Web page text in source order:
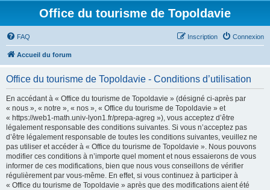
Office du tourisme de Topoldavie
FAQ Connexion
Inscription
Accueil du forum
Office du tourisme de Topoldavie - Conditions d’utilisation
En accédant à « Office du tourisme de Topoldavie » (désigné ci-après par
« nous », « notre », « nos », « Office du tourisme de Topoldavie » et
« https://web1-math.univ-lyon1.fr/prepa-agreg »), vous acceptez d’être
légalement responsable des conditions suivantes. Si vous n’acceptez pas
d’être légalement responsable de toutes les conditions suivantes, veuillez ne
pas utiliser et accéder à « Office du tourisme de Topoldavie ». Nous pouvons
modifier ces conditions à n’importe quel moment et nous essaierons de vous
informer de ces modifications, bien que nous vous conseillons de vérifier
régulièrement par vous-même. En effet, si vous continuez à participer à
« Office du tourisme de Topoldavie » après que des modifications aient été